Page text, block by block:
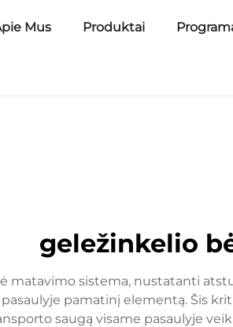
Mus Produktai
geležinkelio
matavimo sistema, nustatanti
pamatinį elementą. Šis
saugą visame pasaulyje